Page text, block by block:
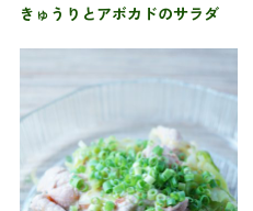
きゅうりとアボカドのサラダ